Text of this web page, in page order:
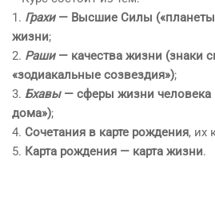
1. Грахи— Высшие Силы
жизни;
2. Раши— качества жизни (знаки
«зодиакальные созвездия»);
3. Бхавы— сферы жизни человека
дома»);
4. Сочетания в карте рождения, их
5. Карта рождения — карта жизни.